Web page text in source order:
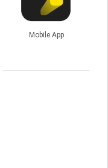
Mobile App